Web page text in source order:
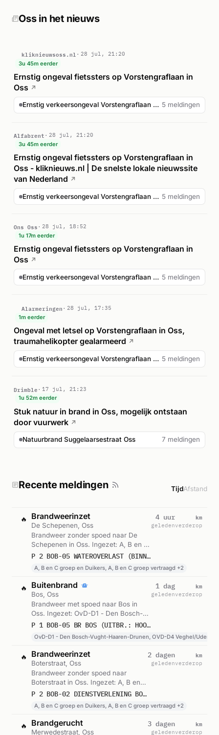
Oss in het nieuws
kliknieuwsoss.nl
28 jul, 21:20
3u 45m eerder
Ernstig ongeval fietssters op Vorstengraflaan in
Oss ↗
Ernstig verkeersongeval Vorstengraflaan Oss 5 meldingen
Alfabrent
28 jul, 21:20
3u 45m eerder
Ernstig ongeval fietssters op Vorstengraflaan in
Oss - kliknieuws.nl | De snelste lokale nieuwssite
van Nederland ↗
Ernstig verkeersongeval Vorstengraflaan Oss 5 meldingen
Ons Oss
28 jul, 18:52
1u 17m eerder
Ernstig ongeval fietssters op Vorstengraflaan in
Oss ↗
Ernstig verkeersongeval Vorstengraflaan Oss 5 meldingen
Alarmeringen
28 jul, 17:35
1m eerder
Ongeval met letsel op Vorstengraflaan in Oss,
traumahelikopter gealarmeerd ↗
Ernstig verkeersongeval Vorstengraflaan Oss 5 meldingen
Drimble
17 jul, 21:23
1u 52m eerder
Stuk natuur in brand in Oss, mogelijk ontstaan
door vuurwerk ↗
Natuurbrand Suggelaarsestraat Oss 7 meldingen
Recente meldingen TijdAfstand
🔥 Brandweerinzet
De Schepenen, Oss
Brandweer zonder spoed naar De
Schepenen in Oss. Ingezet: A, B en C
groep en Duikers, A, B en C groep
andere eenheden. Gemeld om 13:28.
P 2 BOB-05 WATEROVERLAST (BINNEN) DE SCHEPENEN OSS 213131
A, B en C groep en Duikers, A, B en C groep vertraagd +2
4 uur
geleden
km
verderop
🔥 Buitenbrand
Bos, Oss
Brandweer met spoed naar Bos in
Oss. Ingezet: OvD-D1 - Den Bosch-
Vught-Haaren-Drunen, OVD-D4
Bevelvoerders en 2 andere
eenheden. Gemeld om 15:28.
P 1 BOB-05 BR BOS (UITBR.: HOOG) GEFFENSE BOSJES OSS 210091 210094 211761 211231 212741
OvD-D1 - Den Bosch-Vught-Haaren-Drunen, OVD-D4 Veghel/Uden/
1 dag
geleden
km
verderop
🔥 Brandweerinzet
Boterstraat, Oss
Brandweer zonder spoed naar
Boterstraat in Oss. Ingezet: A, B en C
groep en Duikers, A, B en C groep
andere eenheden. Gemeld om
20:22.
P 2 BOB-02 DIENSTVERLENING BOTERSTRAAT OSS 213131
A, B en C groep en Duikers, A, B en C groep vertraagd +2
2 dagen
geleden
km
verderop
🔥 Brandgerucht
Merwedestraat, Oss
3 dagen
geleden
km
verderop